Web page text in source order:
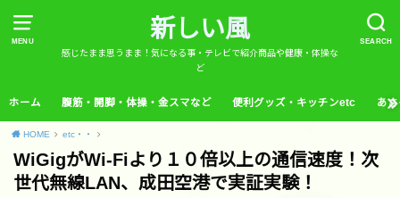
MENU SEARCH
新しい風
感じたまま思うまま！気になる事・テレビで紹介商品や健康・体操な
ど
ホーム 腹筋・開脚・体操・金スマなど 便利グッズ・キッチンetc あ
HOME etc・・
WiGigがWi-Fiより１０倍以上の通信速度！次
世代無線LAN、成田空港で実証実験！